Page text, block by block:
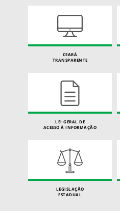
CEARÁ
TRANSPARENTE
LEI GERAL DE
ACESSO À INFORMAÇÃO
LEGISLAÇÃO
ESTADUAL